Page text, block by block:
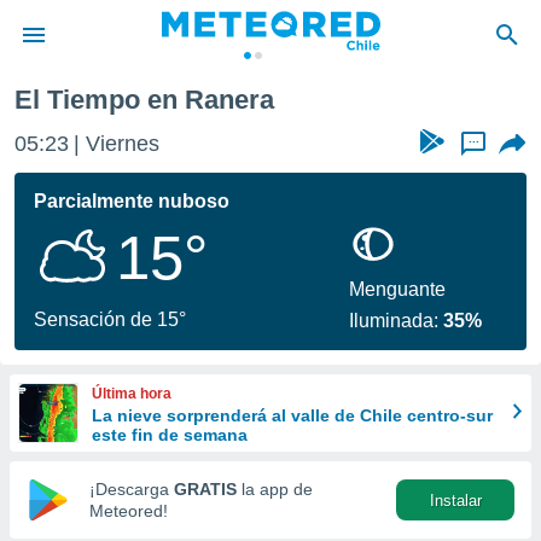
de
por
se
calidad.
a este
las
y
forma
digital
basada
El Tiempo en Ranera
05:23 Viernes ...
Parcialmente nuboso
15°
Sensación de 15°
Menguante
Iluminada:35%
Última hora
La nieve sorprenderá al valle de Chile centro-sur
este fin de semana
¡Descarga GRATIS la app de
Meteored!
Instalar